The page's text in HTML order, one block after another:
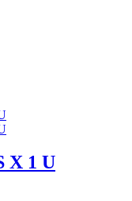
X 1 U